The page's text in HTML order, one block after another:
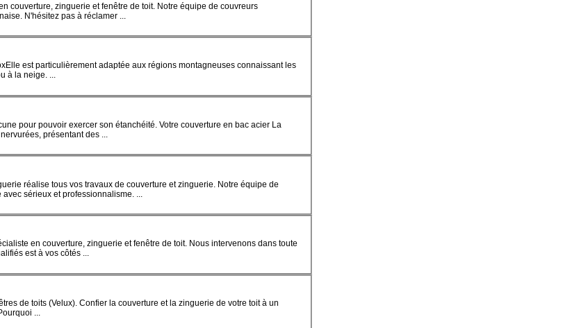
couverture, zinguerie et fenêtre de toit. Notre équipe de couvreurs
N'hésitez pas à réclamer ...
est particulièrement adaptée aux régions montagneuses connaissant les
à la neige. ...
pour pouvoir exercer son étanchéité. Votre couverture en bac acier La
présentant des ...
réalise tous vos travaux de couverture et zinguerie. Notre équipe de
sérieux et professionnalisme. ...
en couverture, zinguerie et fenêtre de toit. Nous intervenons dans toute
est à vos côtés ...
de toits (Velux). Confier la couverture et la zinguerie de votre toit à un
...